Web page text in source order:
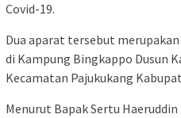
Covid-19.
Dua aparat tersebut
di Kampung Bingkappo Dusun
Kecamatan Pajukukang
Menurut Bapak Sertu